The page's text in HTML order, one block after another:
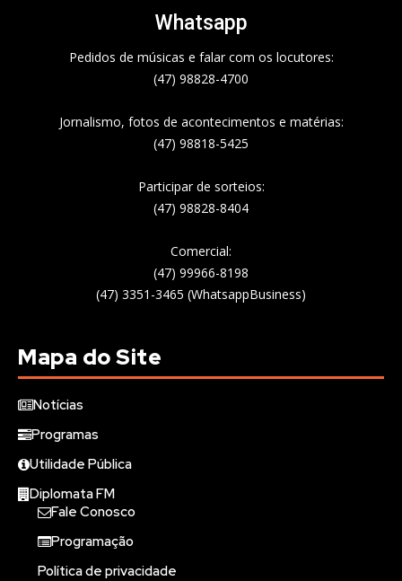
Whatsapp
Pedidos de músicas e falar com os locutores:
(47) 98828-4700
Jornalismo, fotos de acontecimentos e matérias:
(47) 98818-5425
Participar de sorteios:
(47) 98828-8404
Comercial:
(47) 99966-8198
(47) 3351-3465 (WhatsappBusiness)
Mapa do Site
Notícias
Programas
Utilidade Pública
Diplomata FM
Fale Conosco
Programação
Política de privacidade